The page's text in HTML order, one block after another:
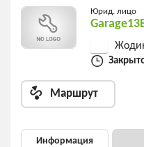
Юрид. лицо
Маршрут
Информация